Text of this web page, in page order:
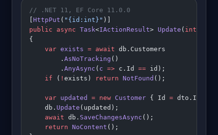
// .NET 11, EF Core 11.0.0
HttpPut ( "{id:int}" )]
public async Task<IActionResult> Update ( int
{
    var
exists = await db.Customers
        .
AsNoTracking ()
        .
AnyAsync ( c => c.Id == id);
    if
( ! exists) return NotFound ();
    var
updated = new Customer { Id = dto.Id,
    db.
Update (updated);
    await
db. SaveChangesAsync ();
    return
NoContent ();